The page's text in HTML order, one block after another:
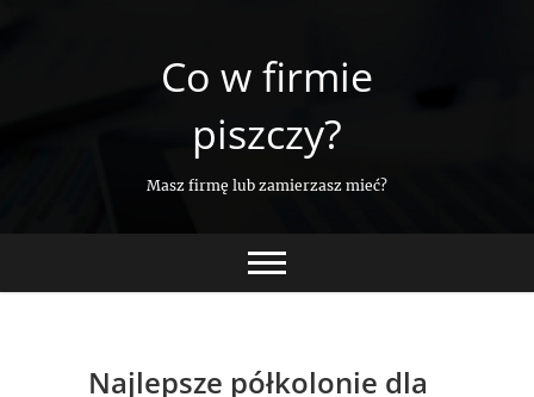
Co w firmie
piszczy?
Masz firmę lub zamierzasz mieć?
Najlepsze półkolonie dla